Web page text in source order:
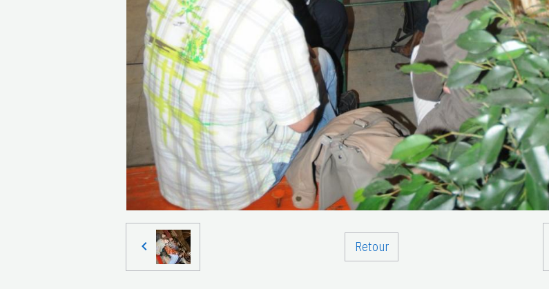
Retour